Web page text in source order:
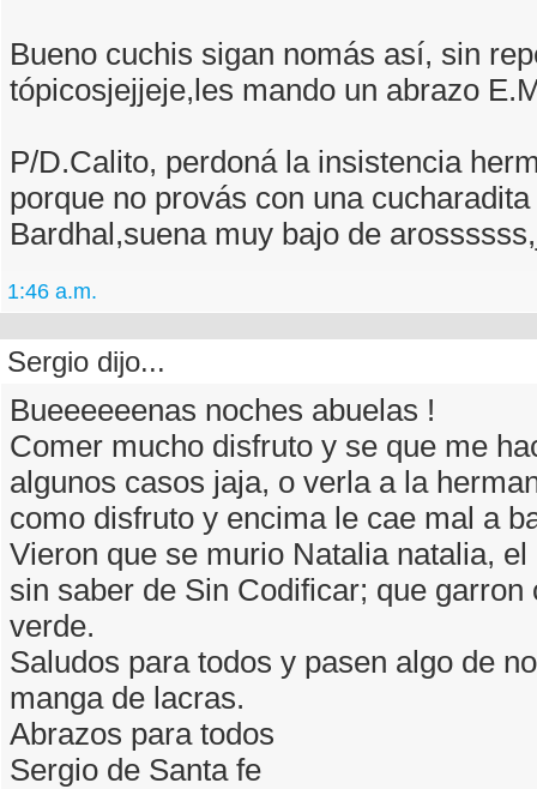
Bueno cuchis sigan nomás así, sin
tópicosjejjeje,les mando un abrazo
P/D.Calito, perdoná la insistencia
porque no provás con una cucharadita
Bardhal,suena muy bajo de
1:46 a.m.
Sergio dijo...
Bueeeeeenas noches abuelas !
Comer mucho disfruto y se que me
algunos casos jaja, o verla a la
como disfruto y encima le cae mal a
Vieron que se murio Natalia natalia,
sin saber de Sin Codificar; que garron
verde.
Saludos para todos y pasen algo de
manga de lacras.
Abrazos para todos
Sergio de Santa fe